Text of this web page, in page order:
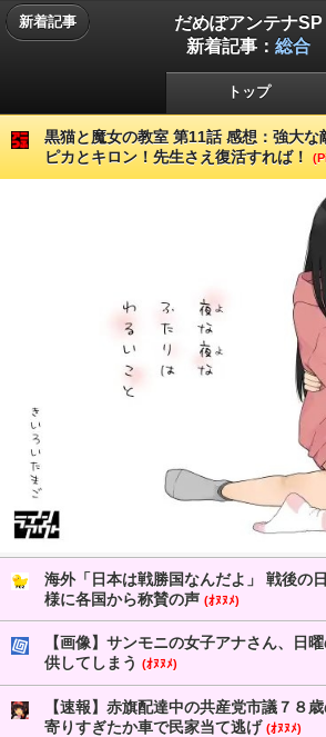
新着記事
だめぽアンテナSP
新着記事： 総合
トップ
黒猫と魔女の教室 第11話 感想：強大な
ピカとキロン！先生さえ復活すれば！
海外「日本は戦勝国なんだよ」 戦後の
様に各国から称賛の声 (ｵﾇﾇﾒ)
【画像】サンモニの女子アナさん、日
供してしまう (ｵﾇﾇﾒ)
【速報】赤旗配達中の共産党市議７８
寄りすぎたか車で民家当て逃げ (ｵﾇﾇﾒ)